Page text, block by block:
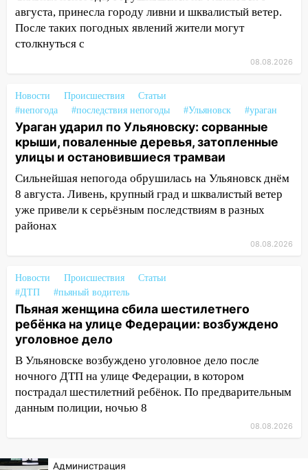
13:49 Стихия продолжает крушить
Ульяновск: дерево рухнуло на дом на
Орджоникидзе
13:46
Сильный ветер сорвал крышу с
СТО на проспекте Созидателей
13:35 Непогода продолжает бить по
транспорту: в Ульяновске трамвай
сошёл с рельсов
13:22 Упавшие деревья перекрыли
дороги в Ульяновске: фото
сохранятся 9 августа
13:15
Трижды «брал в долг» без спроса:
житель Вешкаймского района похитил у
знакомого 191 тысячу рублей
13:14 Ураган оторвал светофор на
проспекте Филатова в Ульяновске
13:12 Дерево пробило крышу дома на
Новгородской в Ульяновске и рухнуло
13:10
августа, принесла городу ливни и шквалистый ветер.
После таких погодных явлений жители могут
столкнуться с
08.08.2026
Новости Происшествия
Статьи
#непогода
#последствия непогоды #Ульяновск #ураган
Ураган ударил по Ульяновску: сорванные
крыши, поваленные деревья, затопленные
улицы и остановившиеся трамваи
Сильнейшая непогода обрушилась на Ульяновск днём
8 августа. Ливень, крупный град и шквалистый ветер
уже привели к серьёзным последствиям в разных
районах
08.08.2026
Новости Происшествия
Статьи
#ДТП
#пьяный водитель
Пьяная женщина сбила шестилетнего
ребёнка на улице Федерации: возбуждено
уголовное дело
В Ульяновске возбуждено уголовное дело после
ночного ДТП на улице Федерации, в котором
пострадал шестилетний ребёнок. По предварительным
данным полиции, ночью 8
08.08.2026
Администрация